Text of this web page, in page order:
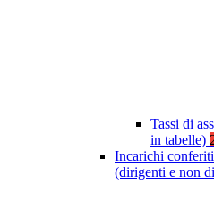
Tassi di
in tabelle)
Incarichi
(dirigenti e non